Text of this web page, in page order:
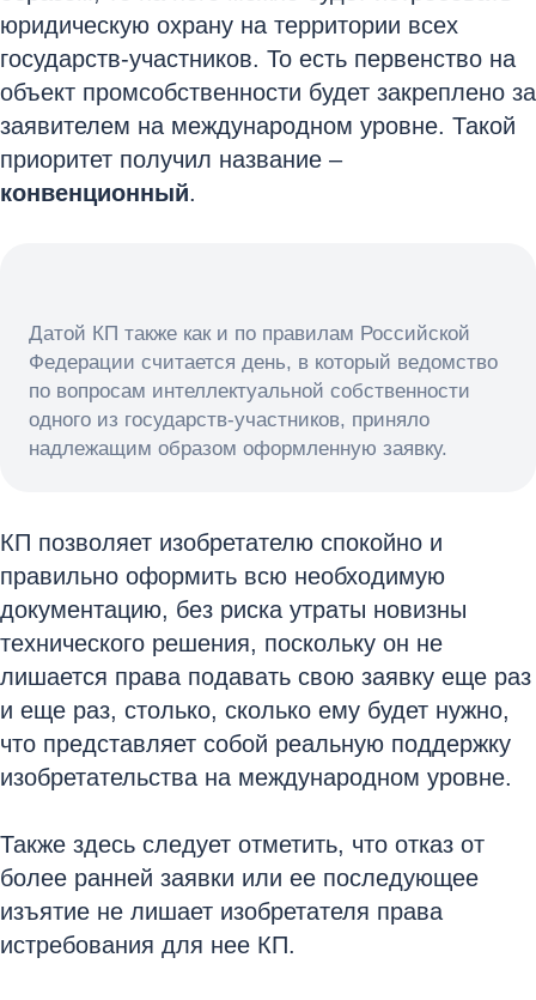
юридическую охрану на территории всех
государств-участников. То есть первенство на
объект промсобственности будет закреплено за
заявителем на международном уровне. Такой
приоритет получил название –
конвенционный.
Датой КП также как и по правилам Российской
Федерации считается день, в который ведомство
по вопросам интеллектуальной собственности
одного из государств-участников, приняло
надлежащим образом оформленную заявку.
КП позволяет изобретателю спокойно и
правильно оформить всю необходимую
документацию, без риска утраты новизны
технического решения, поскольку он не
лишается права подавать свою заявку еще раз
и еще раз, столько, сколько ему будет нужно,
что представляет собой реальную поддержку
изобретательства на международном уровне.
Также здесь следует отметить, что отказ от
более ранней заявки или ее последующее
изъятие не лишает изобретателя права
истребования для нее КП.